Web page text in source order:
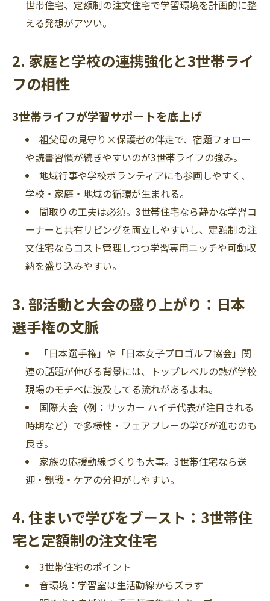
世帯住宅、定額制の注文住宅で学習環境を計画的に整
える発想がアツい。
2. 家庭と学校の連携強化と3世帯ライ
フの相性
3世帯ライフが学習サポートを底上げ
祖父母の見守り×保護者の伴走で、宿題フォロー
や読書習慣が続きやすいのが3世帯ライフの強み。
地域行事や学校ボランティアにも参画しやすく、
学校・家庭・地域の循環が生まれる。
間取りの工夫は必須。3世帯住宅なら静かな学習コ
ーナーと共有リビングを両立しやすいし、定額制の注
文住宅ならコスト管理しつつ学習専用ニッチや可動収
納を盛り込みやすい。
3. 部活動と大会の盛り上がり：日本
選手権の文脈
「日本選手権」や「日本女子プロゴルフ協会」関
連の話題が伸びる背景には、トップレベルの熱が学校
現場のモチベに波及してる流れがあるよね。
国際大会（例：サッカー ハイチ代表が注目される
時期など）で多様性・フェアプレーの学びが進むのも
良き。
家族の応援動線づくりも大事。3世帯住宅なら送
迎・観戦・ケアの分担がしやすい。
4. 住まいで学びをブースト：3世帯住
宅と定額制の注文住宅
3世帯住宅のポイント
音環境：学習室は生活動線からズラす